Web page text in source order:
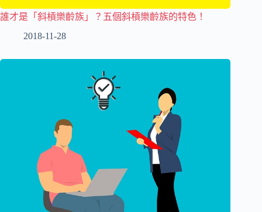
誰才是「斜槓樂齡族」？五個斜槓樂齡族的特色！
2018-11-28